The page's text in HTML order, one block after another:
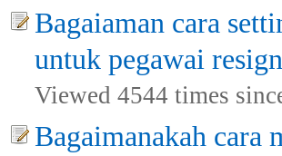
Bagaiaman cara
untuk pegawai
Viewed 4544 times
Bagaimanakah cara